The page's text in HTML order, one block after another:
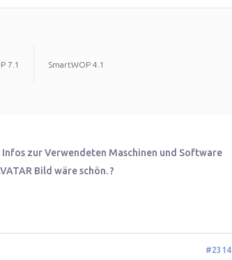
7.1 SmartWOP 4.1
zur Verwendeten Maschinen und Software
Bild wäre schön. ?
#2314